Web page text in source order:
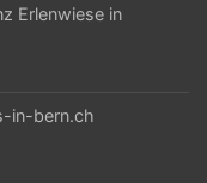
Erlenwiese in
in-bern.ch